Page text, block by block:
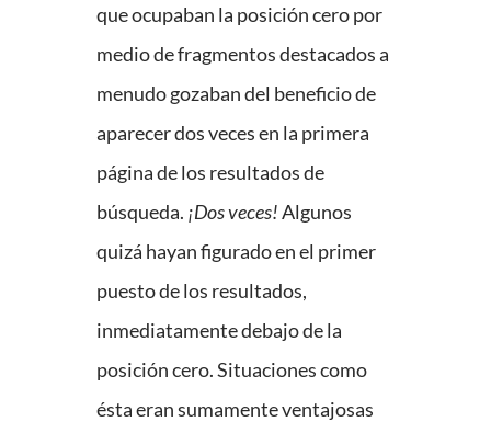
que ocupaban la posición cero por
medio de fragmentos destacados a
menudo gozaban del beneficio de
aparecer dos veces en la primera
página de los resultados de
búsqueda. ¡Dos veces!Algunos
quizá hayan figurado en el primer
puesto de los resultados,
inmediatamente debajo de la
posición cero. Situaciones como
ésta eran sumamente ventajosas